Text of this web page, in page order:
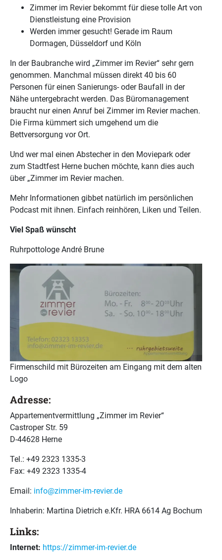
Zimmer im Revier bekommt für diese tolle Art von
Dienstleistung eine Provision
Werden immer gesucht! Gerade im Raum
Dormagen, Düsseldorf und Köln
In der Baubranche wird „Zimmer im Revier“ sehr gern
genommen. Manchmal müssen direkt 40 bis 60
Personen für einen Sanierungs- oder Baufall in der
Nähe untergebracht werden. Das Büromanagement
braucht nur einen Anruf bei Zimmer im Revier machen.
Die Firma kümmert sich umgehend um die
Bettversorgung vor Ort.
Und wer mal einen Abstecher in den Moviepark oder
zum Stadtfest Herne buchen möchte, kann dies auch
über „Zimmer im Revier machen.
Mehr Informationen gibbet natürlich im persönlichen
Podcast mit ihnen. Einfach reinhören, Liken und Teilen.
Viel Spaß wünscht
Ruhrpottologe André Brune
Firmenschild mit Bürozeiten am Eingang mit dem alten
Logo
Adresse:
Appartementvermittlung „Zimmer im Revier“
Castroper Str. 59
D-44628 Herne
Tel.: +49 2323 1335-3
Fax: +49 2323 1335-4
Email: info@zimmer-im-revier.de
Inhaberin: Martina Dietrich e.Kfr. HRA 6614 Ag Bochum
Links:
Internet: https://zimmer-im-revier.de